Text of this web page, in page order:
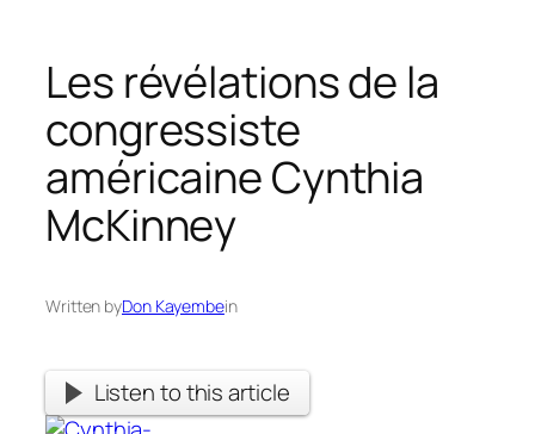
Les révélations de la
congressiste
américaine Cynthia
McKinney
Written byDon Kayembein
Listen to this article